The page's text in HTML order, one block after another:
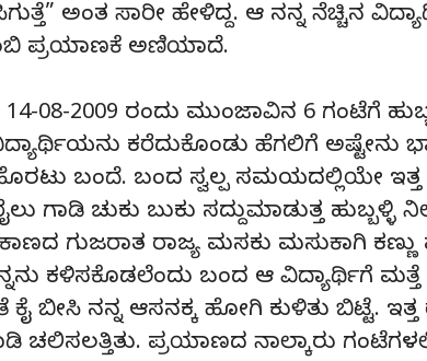
ಅಂತ ಸಾರೀ ಹೇಳಿದ್ದ. ಆ ನನ್ನ ನೆಚ್ಚಿನ
ಪ್ರಯಾಣಕೆ ಅಣಿಯಾದೆ.
08-2009 ರಂದು ಮುಂಜಾವಿನ 6 ಗಂಟೆಗೆ
ಕರೆದುಕೊಂಡು ಹೆಗಲಿಗೆ ಅಷ್ಟೇನು
ಹೊರಟು ಬಂದೆ. ಬಂದ ಸ್ವಲ್ಪ ಸಮಯದಲ್ಲಿಯೇ
ಗಾಡಿ ಚುಕು ಬುಕು ಸದ್ದುಮಾಡುತ್ತ ಹುಬ್ಬಳ್ಳಿ
ಗುಜರಾತ ರಾಜ್ಯ ಮಸಕು ಮಸುಕಾಗಿ
ಕಳಿಸಕೊಡಲೆಂದು ಬಂದ ಆ ವಿದ್ಯಾರ್ಥಿಗೆ
ಕೈ ಬೀಸಿ ನನ್ನ ಆಸನಕ್ಕ ಹೋಗಿ ಕುಳಿತು ಬಿಟ್ಟೆ. ಇತ್ತ
ಪ್ರಯಾಣದ ನಾಲ್ಕಾರು ಗಂಟೆಗಳಲಿ